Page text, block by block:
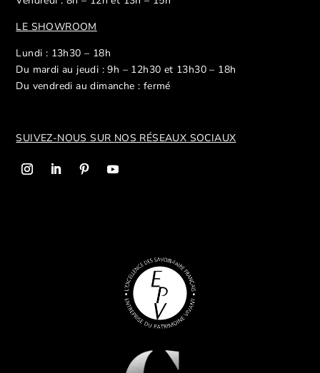
LE SHOWROOM
Lundi : 13h30 – 18h
Du mardi au jeudi : 9h – 12h30 et 13h30 – 18h
Du vendredi au dimanche : fermé
SUIVEZ-NOUS SUR NOS RÉSEAUX SOCIAUX